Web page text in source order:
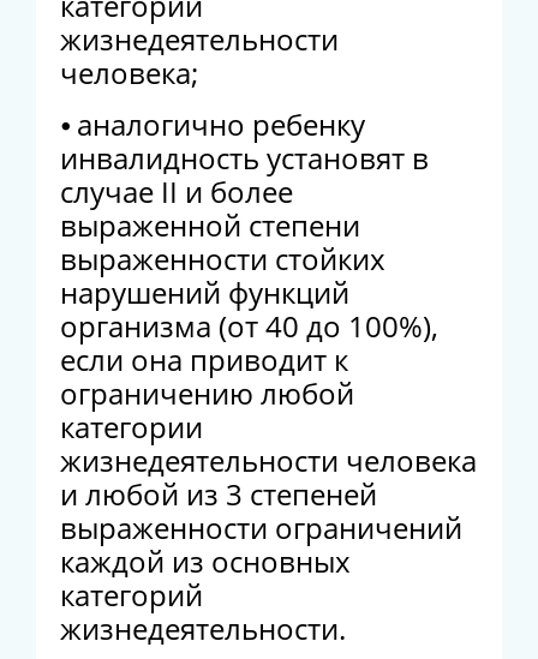
жизнедеятельности
человека;
⦁ аналогично ребенку
инвалидность установят в
случае II и более
выраженной степени
выраженности стойких
нарушений функций
организма (от 40 до 100%),
если она приводит к
ограничению любой
категории
жизнедеятельности человека
и любой из 3 степеней
выраженности ограничений
каждой из основных
категорий
жизнедеятельности.